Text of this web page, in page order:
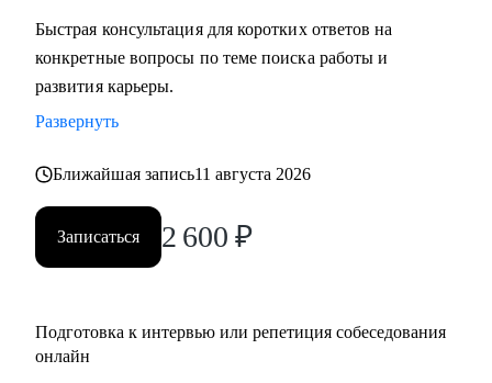
Быстрая консультация для коротких ответов на
конкретные вопросы по теме поиска работы и
развития карьеры.
Развернуть
Ближайшая запись11 августа 2026
Записаться 2 600 ₽
Подготовка к интервью или репетиция собеседования
онлайн